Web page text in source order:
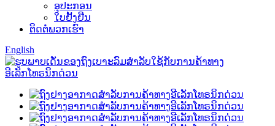
ອຸປະກອນ
ໃບຢັ້ງຢືນ
ຕິດຕໍ່ພວກເຮົາ
English